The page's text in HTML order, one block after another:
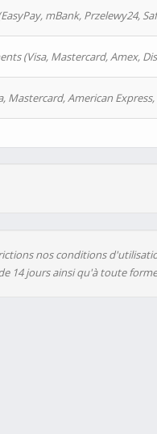
mBank, Przelewy24,
(Visa, Mastercard, Amex,
American Express,
nos conditions
14 jours ainsi qu'à toute